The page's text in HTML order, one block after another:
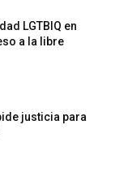
LGTBIQ en
a la libre
justicia para